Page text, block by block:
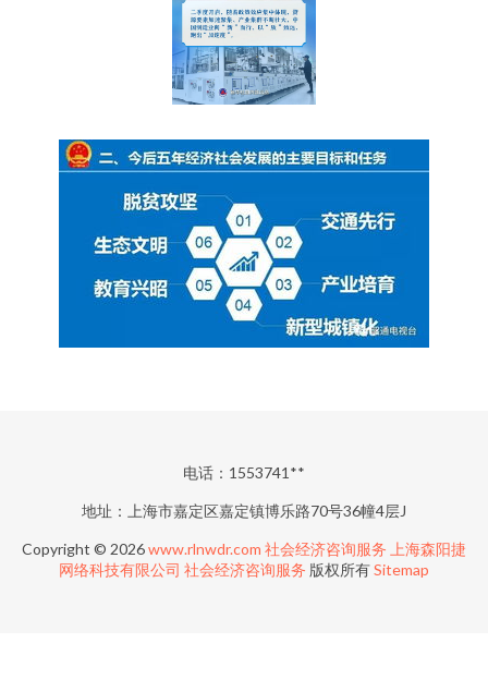
电话：1553741**
地址：上海市嘉定区嘉定镇博乐路70号36幢4层J
Copyright © 2026www.rlnwdr.com 社会经济咨询服务 上海森阳捷
网络科技有限公司 社会经济咨询服务 版权所有Sitemap